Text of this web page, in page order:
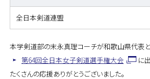
全日本剣道連盟
本学剣道部の末永真理コーチが和歌山県代表と
第64回全日本女子剣道選手権大会
に
たくさんの応援ありがとうございました。